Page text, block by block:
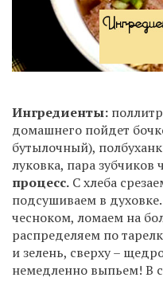
Ингредиенты:
домашнего пойдет
бутылочный),
луковка, пара зубчиков
процесс. С хлеба
подсушиваем в
чесноком, ломаем на
распределяем по
и зелень, сверху –
немедленно выпьем! В